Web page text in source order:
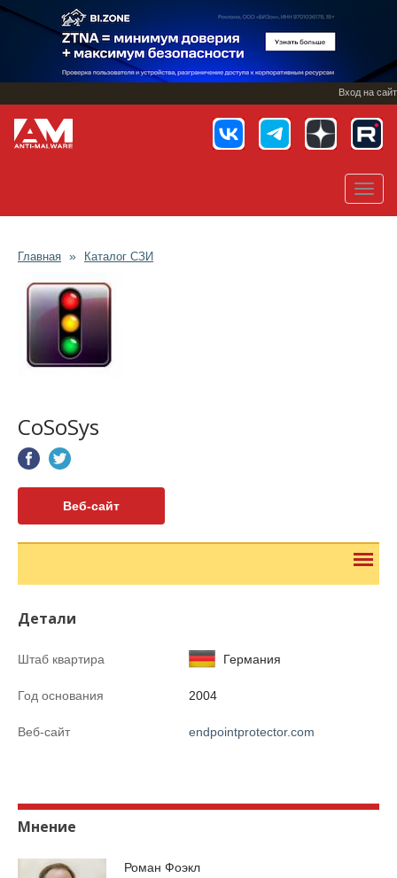
Перейти
основному
Вход на сайт
Главная Каталог СЗИ
CoSoSys
Веб-сайт
Детали
Штаб квартира Германия
Год основания 2004
Веб-сайт endpointprotector.com
Мнение
Роман Фоэкл